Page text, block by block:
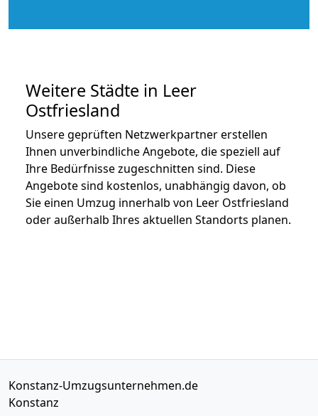
Weitere Städte in Leer
Ostfriesland
Unsere geprüften Netzwerkpartner erstellen
Ihnen unverbindliche Angebote, die speziell auf
Ihre Bedürfnisse zugeschnitten sind. Diese
Angebote sind kostenlos, unabhängig davon, ob
Sie einen Umzug innerhalb von Leer Ostfriesland
oder außerhalb Ihres aktuellen Standorts planen.
Konstanz-Umzugsunternehmen.de
Konstanz